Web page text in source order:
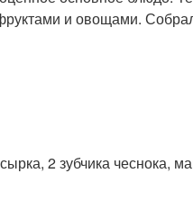
Вкусный салат
и овощами.
2 зубчика чеснока,